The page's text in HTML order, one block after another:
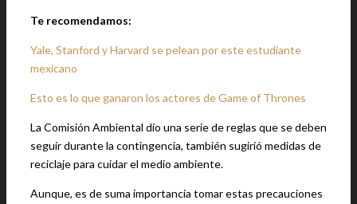
Te recomendamos:
Yale, Stanford y Harvard se pelean por este estudiante
mexicano
Esto es lo que ganaron los actores de Game of Thrones
La Comisión Ambiental dio una serie de reglas que se deben
seguir durante la contingencia, también sugirió medidas de
reciclaje para cuidar el medio ambiente.
Aunque, es de suma importancia tomar estas precauciones